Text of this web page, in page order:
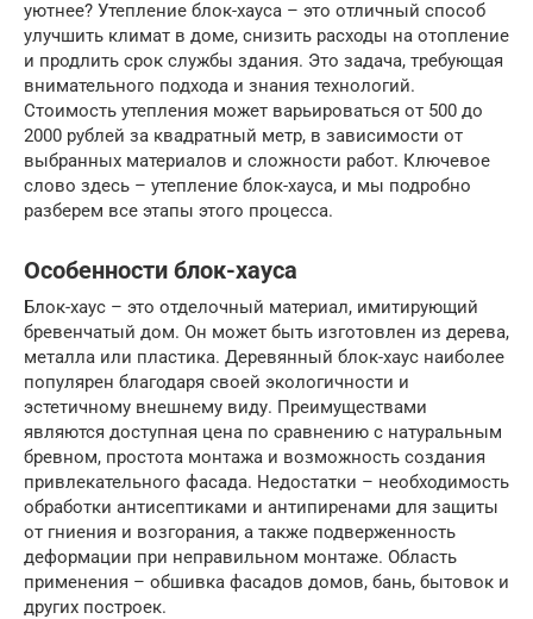
уютнее? Утепление блок-хауса – это отличный способ
улучшить климат в доме, снизить расходы на отопление
и продлить срок службы здания. Это задача, требующая
внимательного подхода и знания технологий.
Стоимость утепления может варьироваться от 500 до
2000 рублей за квадратный метр, в зависимости от
выбранных материалов и сложности работ. Ключевое
слово здесь – утепление блок-хауса, и мы подробно
разберем все этапы этого процесса.
Особенности блок-хауса
Блок-хаус – это отделочный материал, имитирующий
бревенчатый дом. Он может быть изготовлен из дерева,
металла или пластика. Деревянный блок-хаус наиболее
популярен благодаря своей экологичности и
эстетичному внешнему виду. Преимуществами
являются доступная цена по сравнению с натуральным
бревном, простота монтажа и возможность создания
привлекательного фасада. Недостатки – необходимость
обработки антисептиками и антипиренами для защиты
от гниения и возгорания, а также подверженность
деформации при неправильном монтаже. Область
применения – обшивка фасадов домов, бань, бытовок и
других построек.